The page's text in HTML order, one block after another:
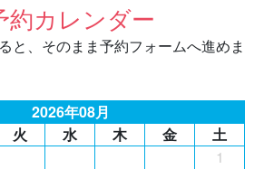
約カレンダー
と、そのまま予約フォームへ進めま
2026年08月
火 水 木 金
土
1